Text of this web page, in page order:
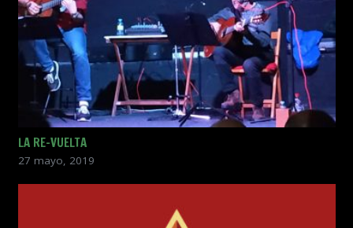
LA RE-VUELTA
27 mayo, 2019